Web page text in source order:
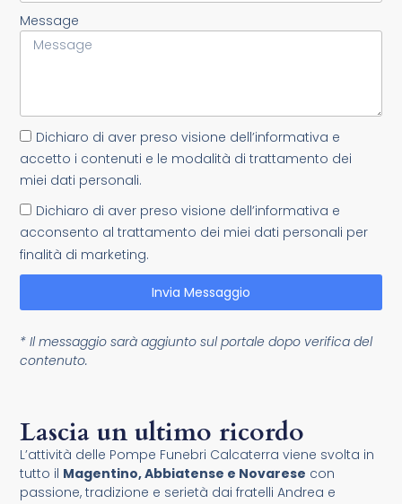
Lascia un ultimo ricordo
L’attività delle Pompe Funebri Calcaterra viene svolta in
tutto il Magentino, Abbiatense e Novarese con
passione, tradizione e serietà dai fratelli Andrea e
Message
Dichiaro di aver preso visione dell’informativa e
accetto i contenuti e le modalità di trattamento dei
miei dati personali.
Dichiaro di aver preso visione dell’informativa e
acconsento al trattamento dei miei dati personali per
finalità di marketing.
Invia Messaggio
* Il messaggio sarà aggiunto sul portale dopo verifica del
contenuto.